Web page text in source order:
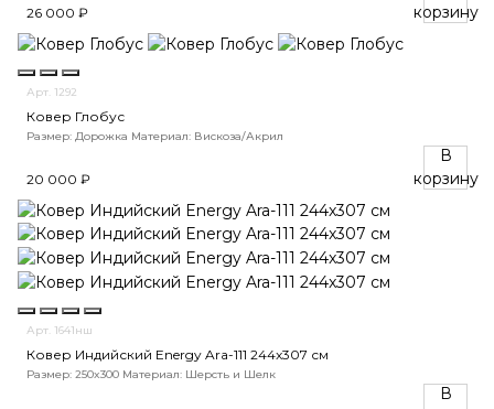
26 000 ₽
корзину
Арт. 1292
Ковер Глобус
Размер: Дорожка Материал: Вискоза/Акрил
20 000 ₽
В
корзину
Арт. 1641нш
Ковер Индийский Energy Ara-111 244x307 см
Размер: 250x300 Материал: Шерсть и Шелк
В